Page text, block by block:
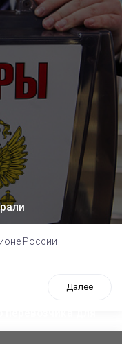
России –
Далее